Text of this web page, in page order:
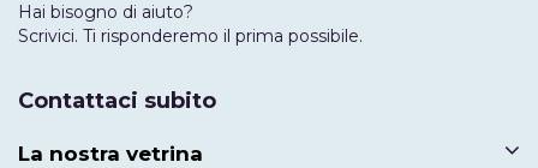
Hai bisogno di aiuto?
Scrivici. Ti risponderemo il prima possibile.
Contattaci subito
La nostra vetrina